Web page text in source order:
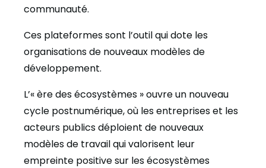
communauté.
Ces plateformes sont l’outil qui dote les
organisations de nouveaux modèles de
développement.
L’« ère des écosystèmes » ouvre un nouveau
cycle postnumérique, où les entreprises et les
acteurs publics déploient de nouveaux
modèles de travail qui valorisent leur
empreinte positive sur les écosystèmes